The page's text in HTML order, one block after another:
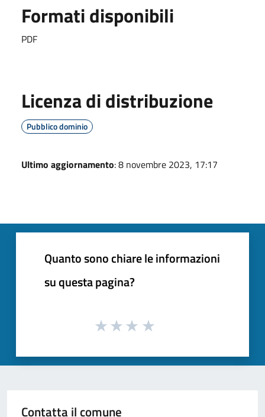
Formati disponibili
PDF
Licenza di distribuzione
Pubblico dominio
Ultimo aggiornamento: 8 novembre 2023, 17:17
Quanto sono chiare le informazioni
su questa pagina?
Contatta il comune